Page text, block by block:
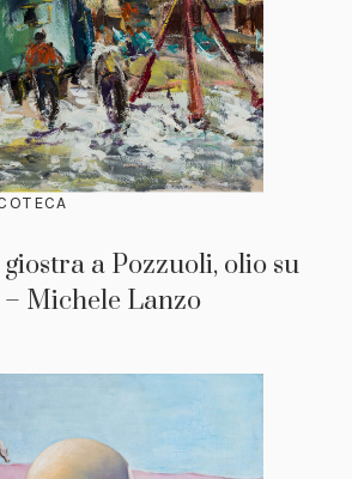
a Pozzuoli, olio su
Michele Lanzo